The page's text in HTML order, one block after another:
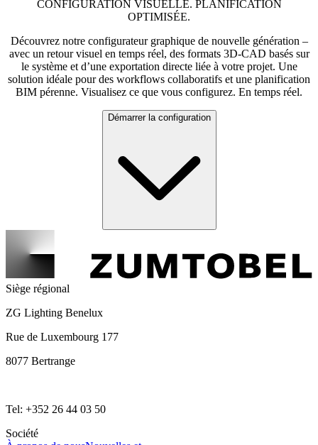
CONFIGURATION VISUELLE. PLANIFICATION
OPTIMISÉE.
Découvrez notre configurateur graphique de nouvelle génération –
avec un retour visuel en temps réel, des formats 3D-CAD basés sur
le système et d’une exportation directe liée à votre projet. Une
solution idéale pour des workflows collaboratifs et une planification
BIM pérenne. Visualisez ce que vous configurez. En temps réel.
Démarrer la configuration
Siège régional
ZG Lighting Benelux
Rue de Luxembourg 177
8077 Bertrange
Tel: +352 26 44 03 50
Société